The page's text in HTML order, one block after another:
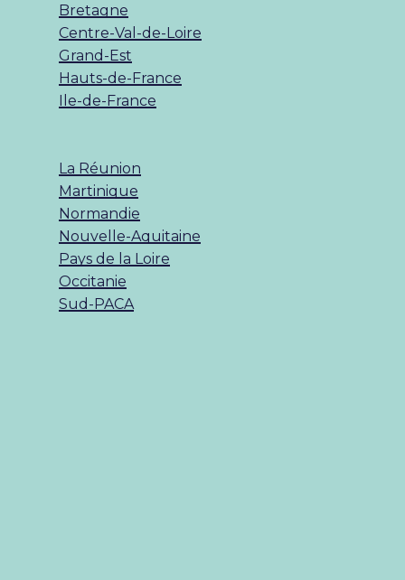
Bretagne
Centre-Val-de-Loire
Grand-Est
Hauts-de-France
Ile-de-France
La Réunion
Martinique
Normandie
Nouvelle-Aquitaine
Pays de la Loire
Occitanie
Sud-PACA